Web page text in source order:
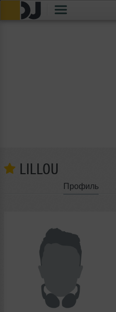
LILLOU
Профиль